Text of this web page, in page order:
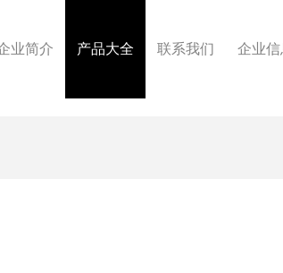
业简介 产品大全 联系我们 企业信